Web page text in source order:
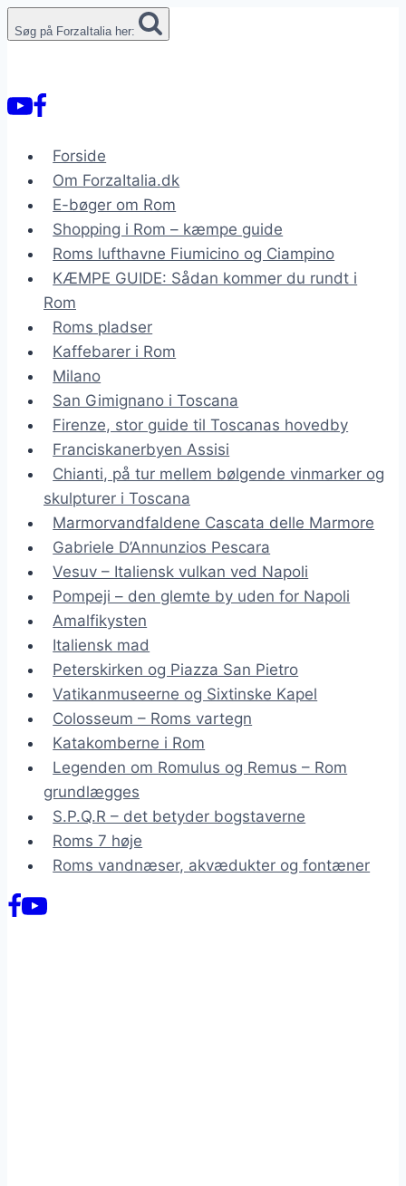
til
Søg på ForzaItalia her:
Forside
Om ForzaItalia.dk
E-bøger om Rom
Shopping i Rom – kæmpe guide
Roms lufthavne Fiumicino og Ciampino
KÆMPE GUIDE: Sådan kommer du rundt i
Rom
Roms pladser
Kaffebarer i Rom
Milano
San Gimignano i Toscana
Firenze, stor guide til Toscanas hovedby
Franciskanerbyen Assisi
Chianti, på tur mellem bølgende vinmarker og
skulpturer i Toscana
Marmorvandfaldene Cascata delle Marmore
Gabriele D’Annunzios Pescara
Vesuv – Italiensk vulkan ved Napoli
Pompeji – den glemte by uden for Napoli
Amalfikysten
Italiensk mad
Peterskirken og Piazza San Pietro
Vatikanmuseerne og Sixtinske Kapel
Colosseum – Roms vartegn
Katakomberne i Rom
Legenden om Romulus og Remus – Rom
grundlægges
S.P.Q.R – det betyder bogstaverne
Roms 7 høje
Roms vandnæser, akvædukter og fontæner